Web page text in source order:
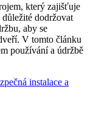
který zajišťuje
dodržovat
aby se
V tomto článku
používání a údržbě
instalace a